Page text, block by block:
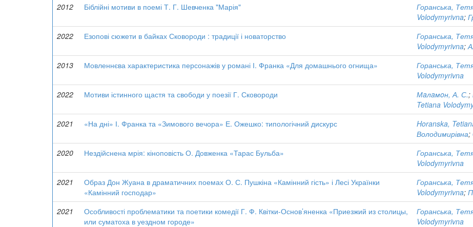
2012
Біблійні мотиви в поемі Т. Г. Шевченка "Марія" Горанська,
Volodymyrivna;
2022
Езопові сюжети в байках Сковороди : традиції і новаторство Горанська,
Volodymyrivna;
2013
Мовленнєва характеристика персонажів у романі І. Франка «Для домашнього огнища» Горанська,
Volodymyrivna
2022
Мотиви істинного щастя та свободи у поезії Г. Сковороди Мaлaмoн, А. С.;
Tetiana
2021
«На дні» І. Франка та «Зимового вечора» Е. Ожешко: типологічний дискурс Horanska,
Володимирівна;
2020
Нездійснена мрія: кіноповість О. Довженка «Тарас Бульба» Горанська,
Volodymyrivna
2021
Образ Дон Жуана в драматичних поемах О. С. Пушкіна «Камінний гість» і Лесі Українки
«Камінний господар»
Горанська,
Volodymyrivna;
2021
Особливості проблематики та поетики комедії Г. Ф. Квітки-Основ’яненка «Приезжий из столицы,
или суматоха в уездном городе»
Горанська,
Volodymyrivna